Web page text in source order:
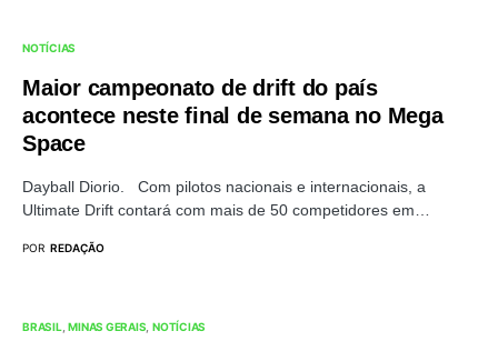
NOTÍCIAS
Maior campeonato de drift do país
acontece neste final de semana no Mega
Space
Dayball Diorio. Com pilotos nacionais e internacionais, a
Ultimate Drift contará com mais de 50 competidores em…
POR REDAÇÃO
BRASIL MINAS GERAIS NOTÍCIAS